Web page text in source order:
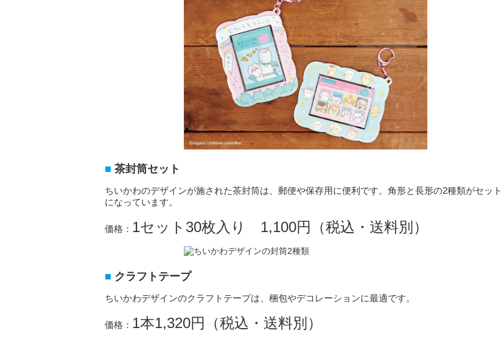
茶封筒セット
ちいかわのデザインが施された茶封筒は、郵便や保存用に便利です。角形と長形の2種類がセット
になっています。
価格： 1セット30枚入り 1,100円（税込・送料別）
クラフトテープ
ちいかわデザインのクラフトテープは、梱包やデコレーションに最適です。
価格： 1本1,320円（税込・送料別）